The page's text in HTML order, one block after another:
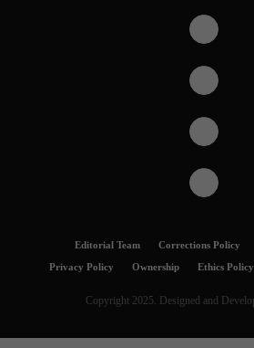
Corrections Policy
Editorial Team
Ethics Policy
Ownership
Privacy Policy